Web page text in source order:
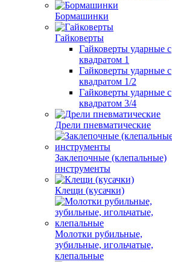
Бормашинки
Гайковерты
Гайковерты ударные с
квадратом 1
Гайковерты ударные с
квадратом 1/2
Гайковерты ударные с
квадратом 3/4
Дрели пневматические
Заклепочные (клепальные)
инструменты
Клещи (кусачки)
Молотки рубильные,
зубильные, игольчатые,
клепальные